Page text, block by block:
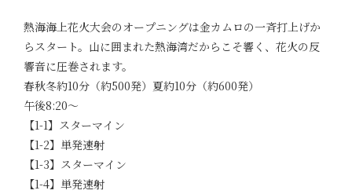
熱海海上花火大会のオープニングは金カムロの一斉打上げか
らスタート。山に囲まれた熱海湾だからこそ響く、花火の反
響音に圧巻されます。
春秋冬約10分（約500発）夏約10分（約600発）
午後8:20～
【1-1】スターマイン
【1-2】単発速射
【1-3】スターマイン
【1-4】単発速射